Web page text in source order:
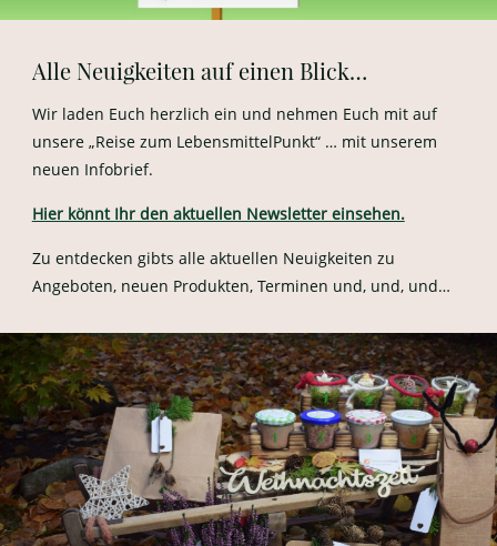
Alle Neuigkeiten auf einen Blick…
Wir laden Euch herzlich ein und nehmen Euch mit auf
unsere „Reise zum LebensmittelPunkt“ … mit unserem
neuen Infobrief.
Hier könnt Ihr den aktuellen Newsletter einsehen.
Zu entdecken gibts alle aktuellen Neuigkeiten zu
Angeboten, neuen Produkten, Terminen und, und, und…